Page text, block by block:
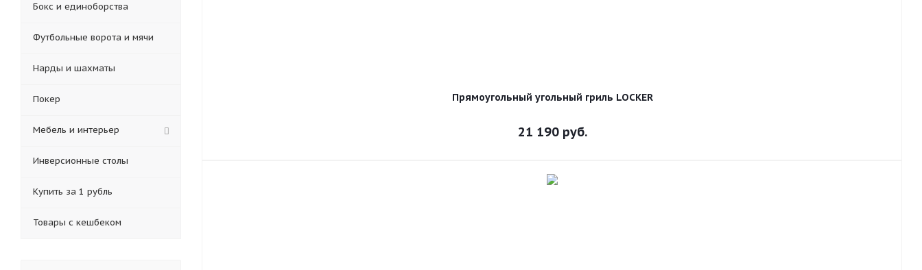
Прямоугольный угольный гриль LOCKER
21 190руб.
Бокс и единоборства
Футбольные ворота и мячи
Нарды и шахматы
Покер
Мебель и интерьер
Инверсионные столы
Купить за 1 рубль
Товары с кешбеком